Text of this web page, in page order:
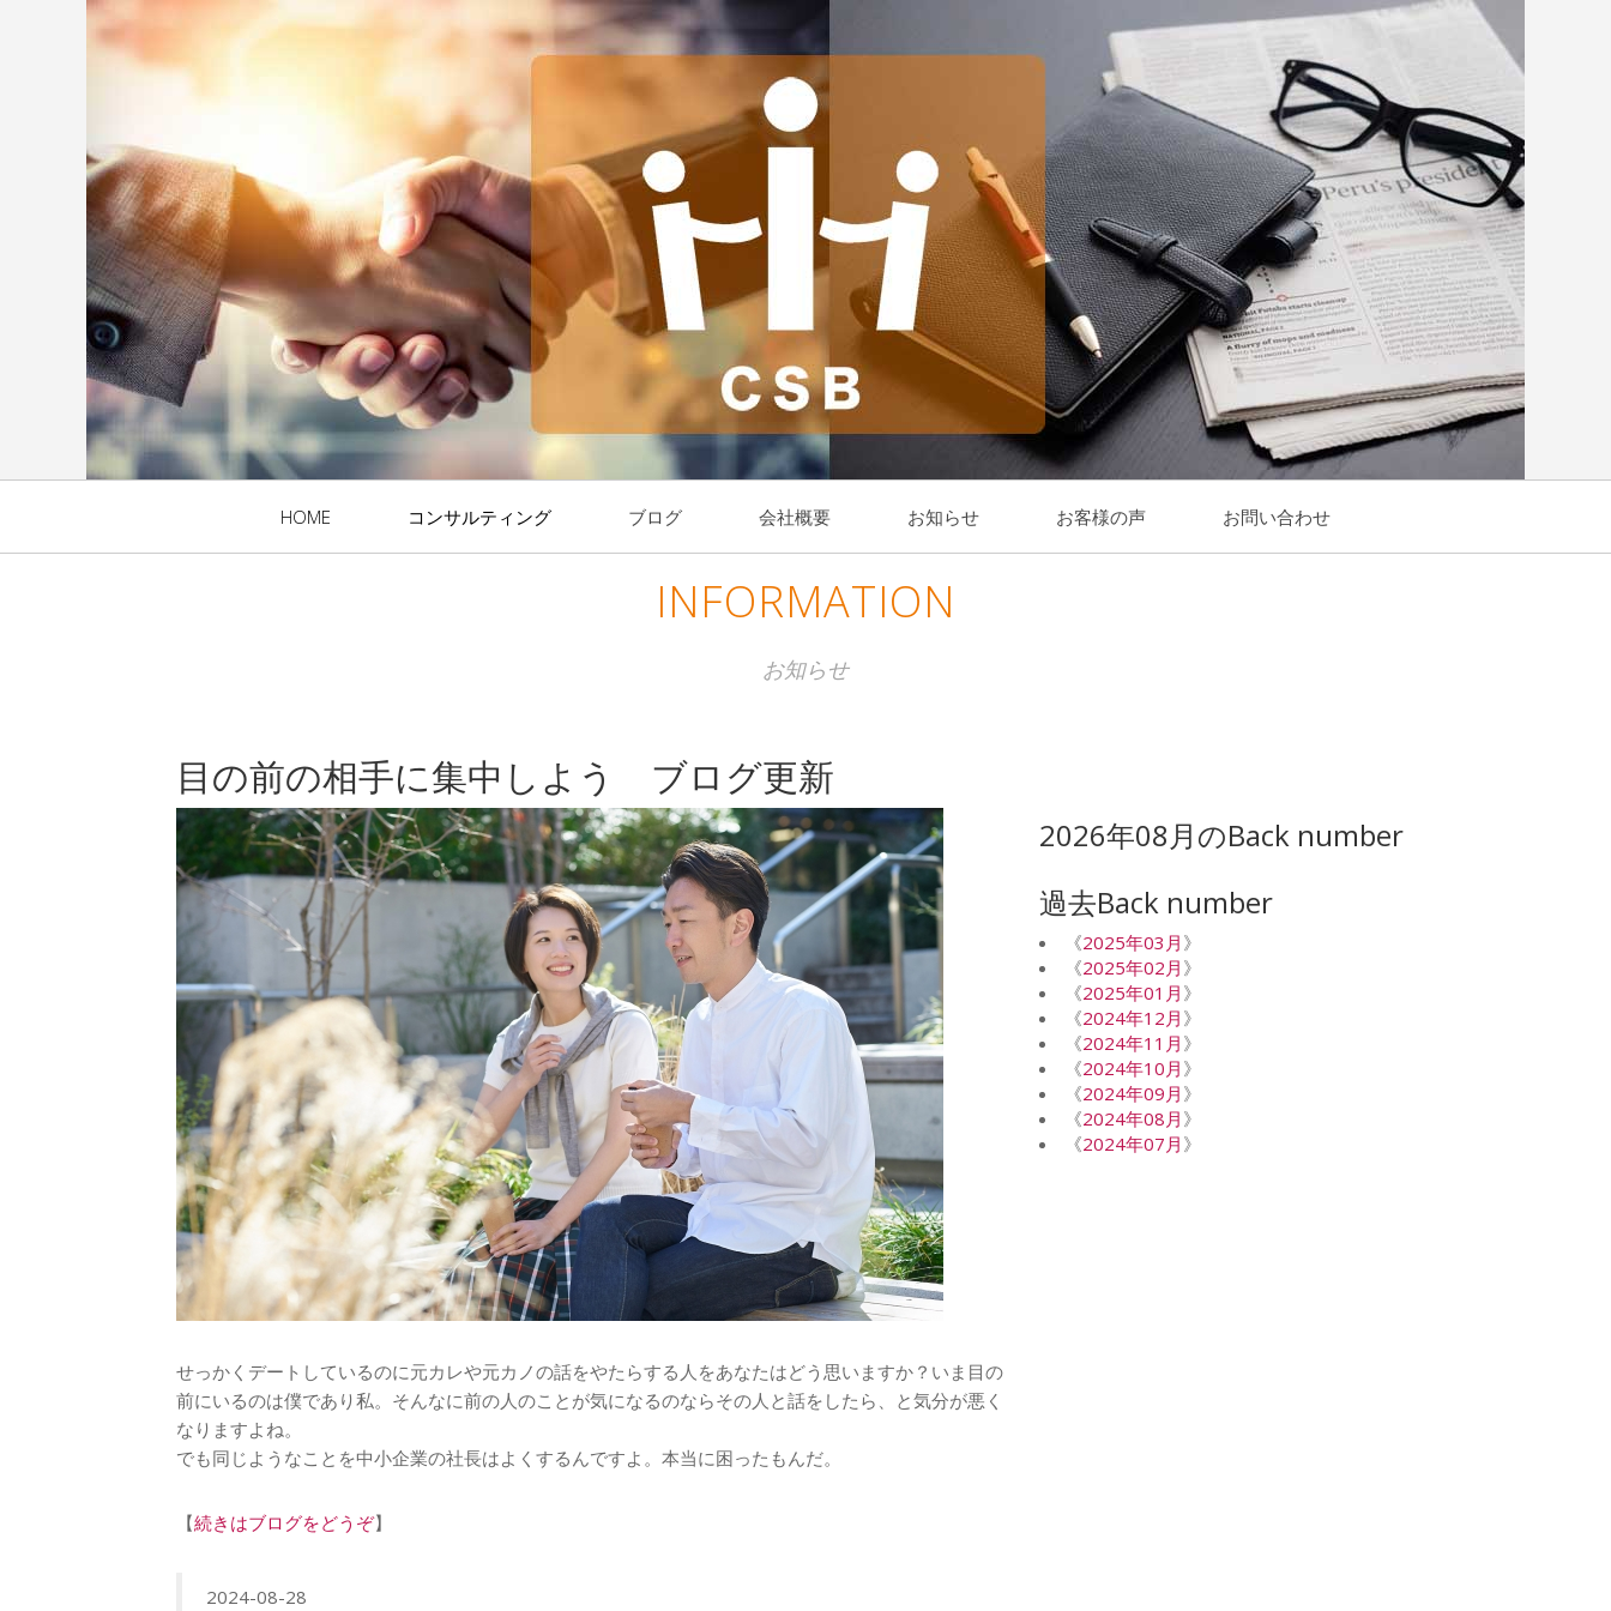
HOME コンサルティング ブログ 会社概要 お知らせ お客様の声 お問い合わせ
INFORMATION
お知らせ
目の前の相手に集中しよう ブログ更新
せっかくデートしているのに元カレや元カノの話をやたらする人をあなたはどう思いますか？いま目の
前にいるのは僕であり私。そんなに前の人のことが気になるのならその人と話をしたら、と気分が悪く
なりますよね。
でも同じようなことを中小企業の社長はよくするんですよ。本当に困ったもんだ。
【続きはブログをどうぞ】
2024-08-28
2026年08月のBack number
過去Back number
《2025年03月 》
《2025年02月 》
《2025年01月 》
《2024年12月 》
《2024年11月 》
《2024年10月 》
《2024年09月 》
《2024年08月 》
《2024年07月 》